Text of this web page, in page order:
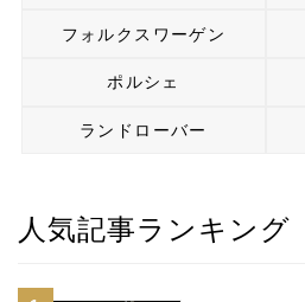
フォルクスワーゲン
ポルシェ
ランドローバー
人気記事ランキング